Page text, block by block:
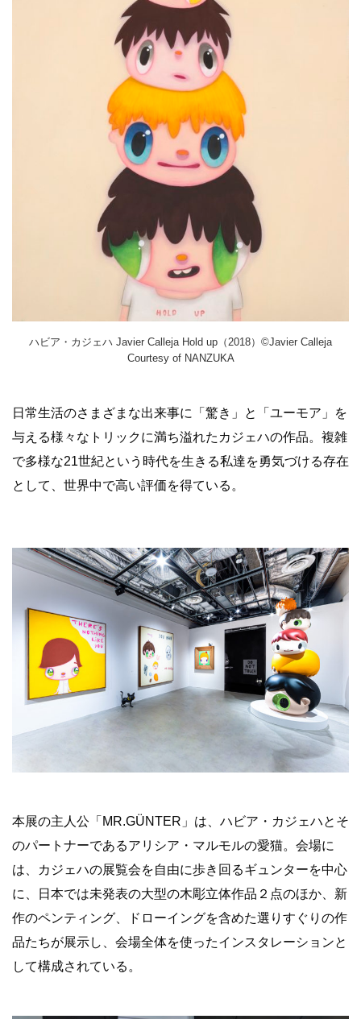
ハビア・カジェハ Javier Calleja Hold up（2018）©Javier Calleja
Courtesy of NANZUKA
日常生活のさまざまな出来事に「驚き」と「ユーモア」を
与える様々なトリ ックに満ち溢れたカジェハの作品。複雑
で多様な21世紀という時代を生きる私達を勇気づける存在
として、世界中で高い評価を得ている。
本展の主人公「MR.GÜNTER」は、ハビア・カジ ェハとそ
のパートナーであるアリシア・マルモルの愛猫。 会場に
は、カジ ェハの展覧会を自由に歩き回るギュンターを中心
に、
日本では未発表の大型の木彫立体作品２点のほか、 新
作のペンティング、
ドローイングを含めた選りすぐりの作
品たちが展示し、会場全体を使ったインスタレーションと
して構成されている。